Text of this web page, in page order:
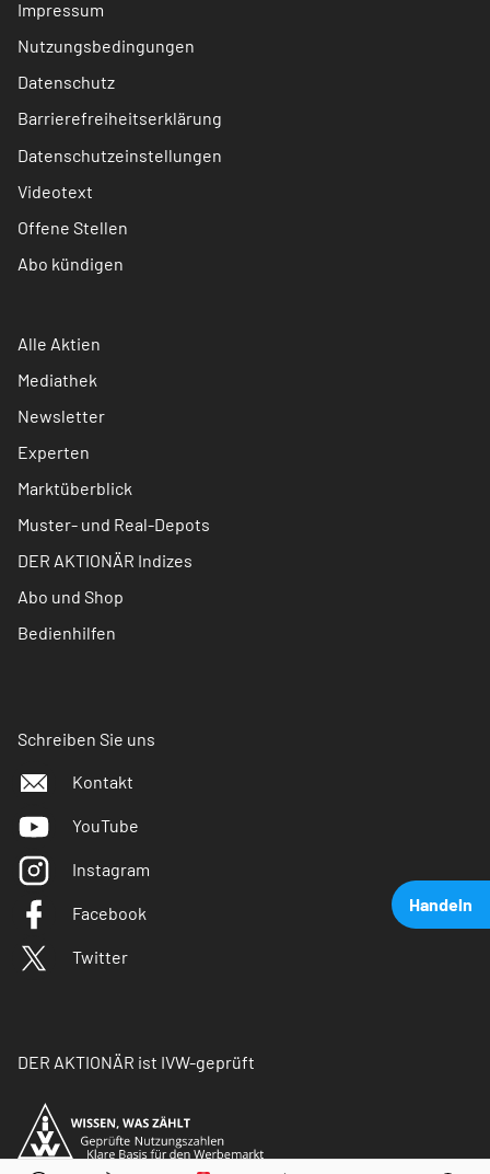
Handeln
Impressum
Nutzungsbedingungen
Datenschutz
Barrierefreiheitserklärung
Datenschutzeinstellungen
Videotext
Offene Stellen
Abo kündigen
Alle Aktien
Mediathek
Newsletter
Experten
Marktüberblick
Muster- und Real-Depots
DER AKTIONÄR Indizes
Abo und Shop
Bedienhilfen
Schreiben Sie uns
Kontakt
YouTube
Instagram
Facebook
Twitter
DER AKTIONÄR ist IVW-geprüft